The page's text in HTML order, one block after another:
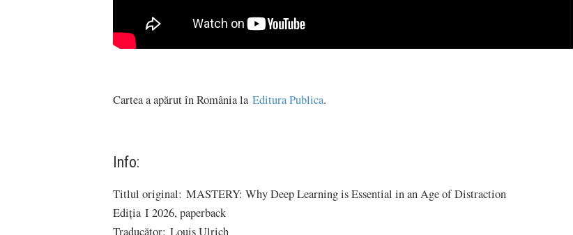
Cartea a apărut în România la Editura Publica.
Info:
Titlul original: MASTERY: Why Deep Learning is Essential in an Age of Distraction
Ediția I 2026, paperback
Traducător: Louis Ulrich